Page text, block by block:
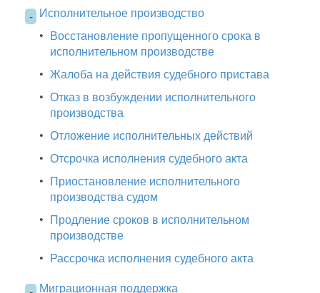
- Исполнительное производство
• Восстановление пропущенного срока в
исполнительном производстве
• Жалоба на действия судебного пристава
• Отказ в возбуждении исполнительного
производства
• Отложение исполнительных действий
• Отсрочка исполнения судебного акта
• Приостановление исполнительного
производства судом
• Продление сроков в исполнительном
производстве
• Рассрочка исполнения судебного акта
Миграционная поддержка